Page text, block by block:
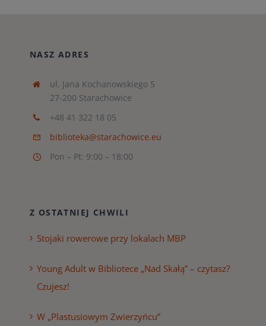
NASZ ADRES
ul. Jana Kochanowskiego 5
27-200 Starachowice
+48 41 322 18 05
biblioteka@starachowice.eu
Pon – Pt: 9:00 – 18:00
Z OSTATNIEJ CHWILI
Stojaki rowerowe przy lokalach MBP
Young Adult w Bibliotece „Nad Skałą” – czytasz?
Czujesz!
W „Plastusiowym Zwierzyńcu”